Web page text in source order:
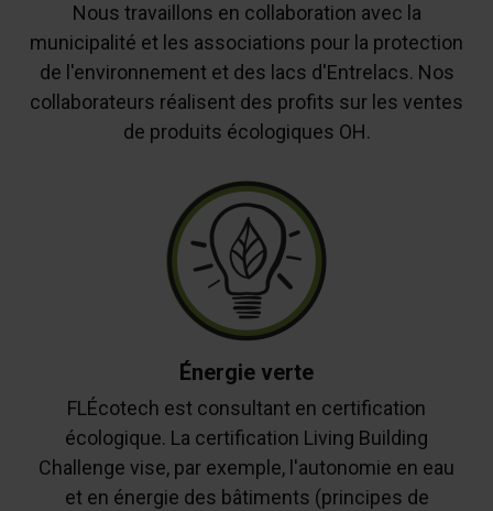
Nous travaillons en collaboration avec la
municipalité et les associations pour la protection
de l'environnement et des lacs d'Entrelacs. Nos
collaborateurs réalisent des profits sur les ventes
de produits écologiques OH.
Énergie verte
FLÉcotech est consultant en certification
écologique. La certification Living Building
Challenge vise, par exemple, l'autonomie en eau
et en énergie des bâtiments (principes de